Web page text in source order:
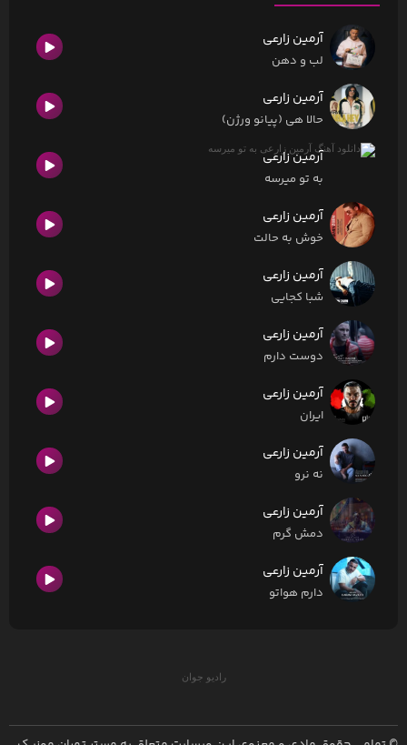
آرمین زارعی
لب و دهن
آرمین زارعی
حالا هی (پیانو ورژن)
آرمین زارعی
به تو میرسه
آرمین زارعی
خوش به حالت
آرمین زارعی
شبا کجایی
آرمین زارعی
دوست دارم
آرمین زارعی
ایران
آرمین زارعی
نه نرو
آرمین زارعی
دمش گرم
آرمین زارعی
دارم هواتو
رادیو جوان